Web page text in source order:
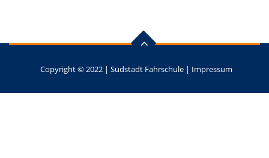
Copyright © 2022 | Südstadt Fahrschule | Impressum